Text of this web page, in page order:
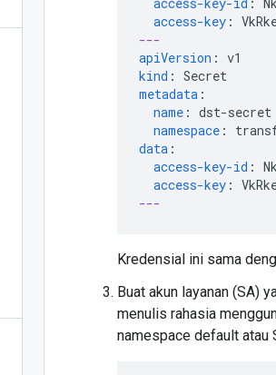
access-key :
---
apiVersion : v1
kind : Secret
metadata :
name : dst-secret
namespace :
data :
access-key-id :
access-key :
---
Kredensial ini sama
Buat akun layanan (SA)
menulis rahasia
namespace default atau